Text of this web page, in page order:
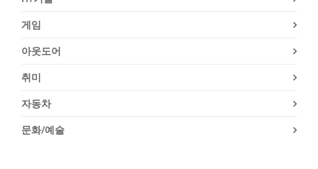
게임
아웃도어
취미
자동차
문화/예술